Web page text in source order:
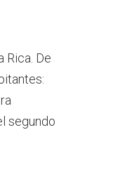
Rica. De
segundo